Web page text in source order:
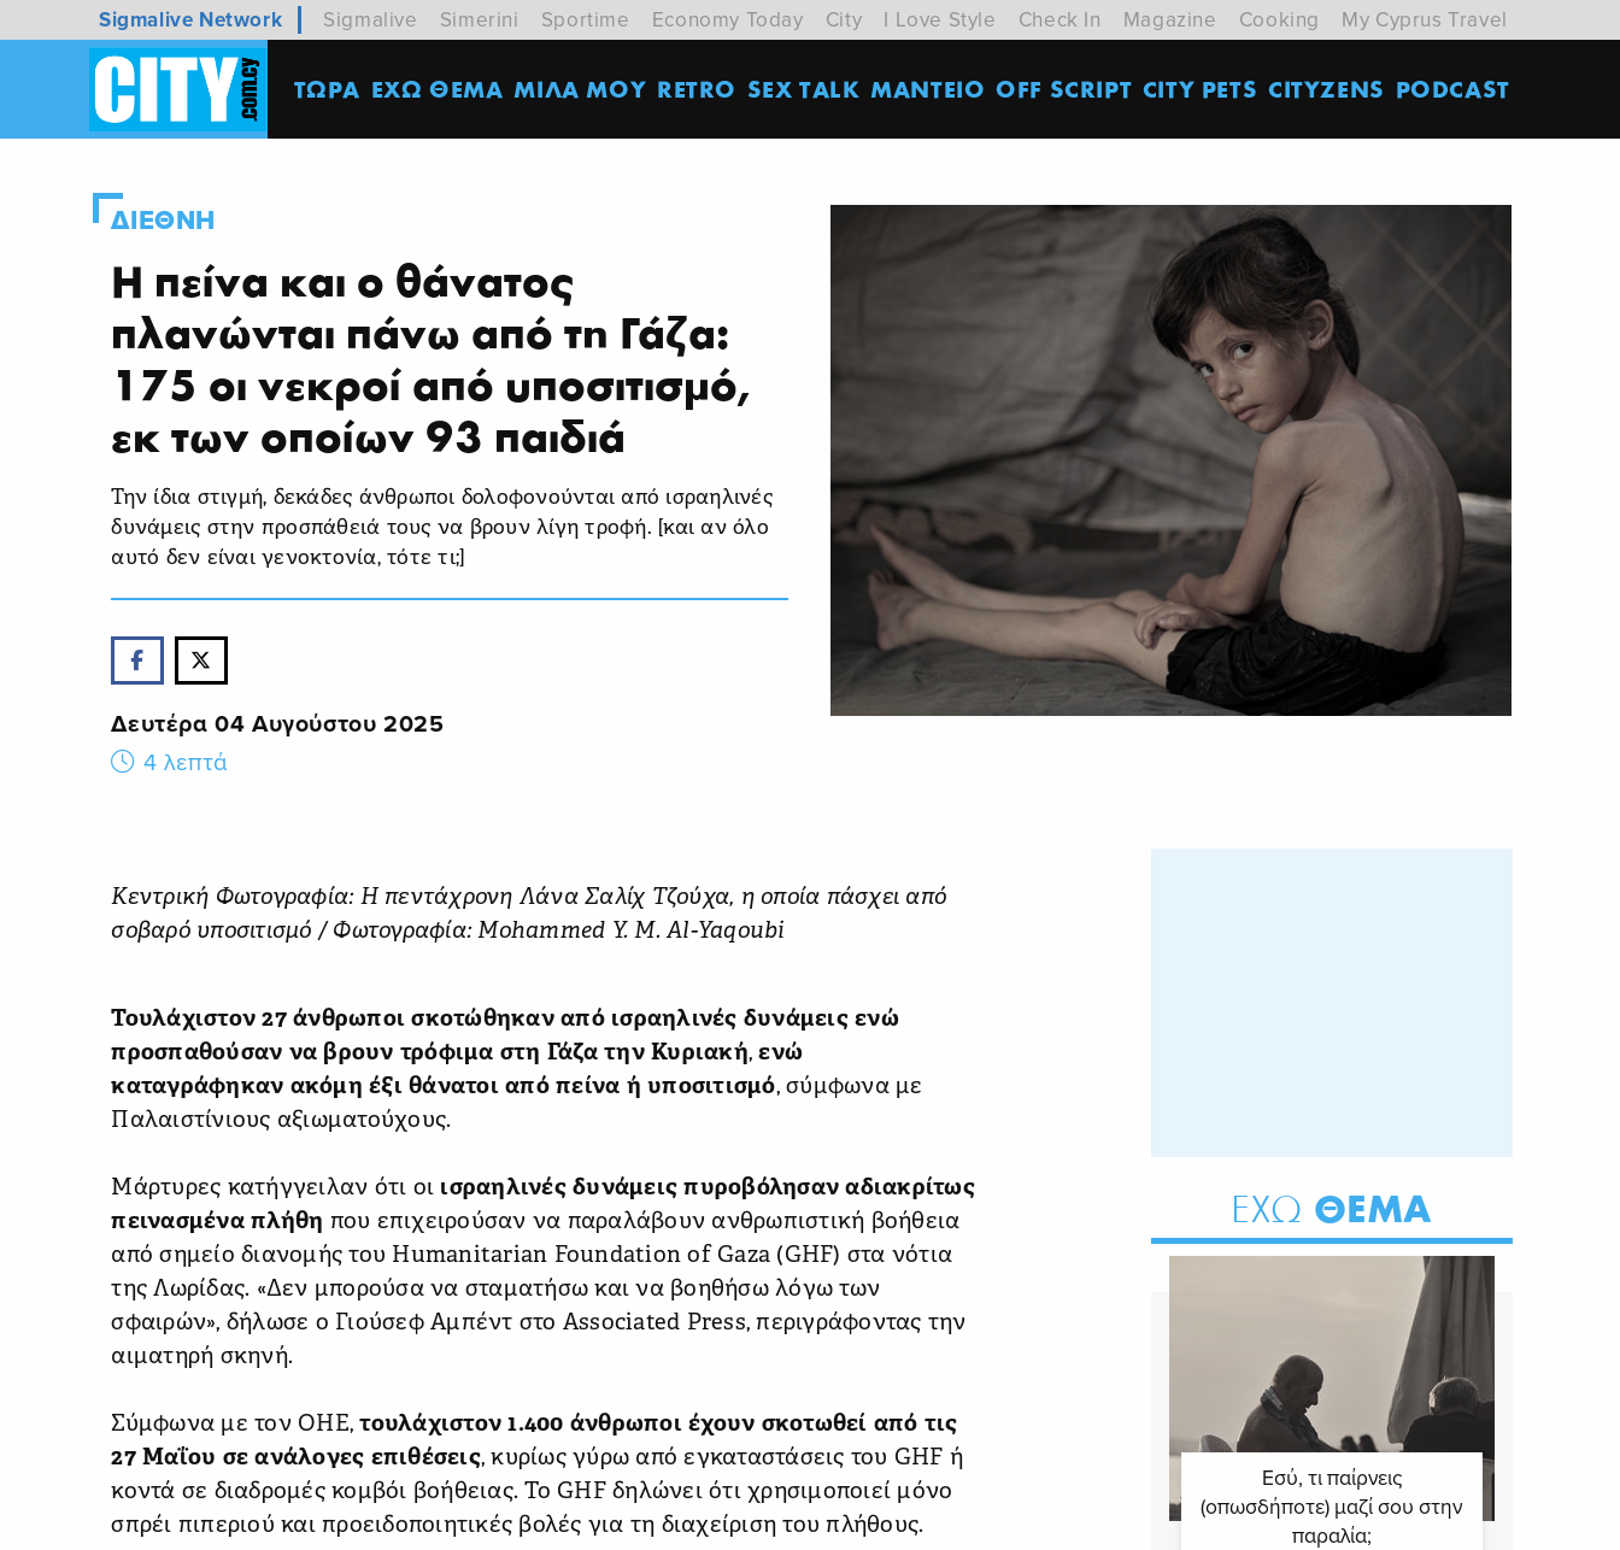
Sigmalive Network Sigmalive Simerini Sportime Economy Today City I Love Style Check In Magazine Cooking My Cyprus Travel
ΤΩΡΑ ΕΧΩ ΘΕΜΑ MΙΛΑ ΜΟΥ RETRO SEX TALK ΜΑΝΤΕΙΟ OFF SCRIPT CITY PETS CITYZENS PODCAST
ΔΙΕΘΝΗ
Η πείνα και ο θάνατος
πλανώνται πάνω από τη Γάζα:
175 οι νεκροί από υποσιτισμό,
εκ των οποίων 93 παιδιά
Την ίδια στιγμή, δεκάδες άνθρωποι δολοφονούνται από ισραηλινές
δυνάμεις στην προσπάθειά τους να βρουν λίγη τροφή. [και αν όλο
αυτό δεν είναι γενοκτονία, τότε τι;]
Δευτέρα 04 Αυγούστου 2025
4 λεπτά
Κεντρική Φωτογραφία: Η πεντάχρονη Λάνα Σαλίχ Τζούχα, η οποία πάσχει από
σοβαρό υποσιτισμό / Φωτογραφία: Mohammed Y. M. Al-Yaqoubi
Τουλάχιστον 27 άνθρωποι σκοτώθηκαν από ισραηλινές δυνάμεις ενώ
προσπαθούσαν να βρουν τρόφιμα στη Γάζα την Κυριακή,ενώ
καταγράφηκαν ακόμη έξι θάνατοι από πείνα ή υποσιτισμό, σύμφωνα με
Παλαιστίνιους αξιωματούχους.
Μάρτυρες κατήγγειλαν ότι οι ισραηλινές δυνάμεις πυροβόλησαν αδιακρίτως
πεινασμένα πλήθη που επιχειρούσαν να παραλάβουν ανθρωπιστική βοήθεια
από σημείο διανομής του Humanitarian Foundation of Gaza (GHF) στα νότια
της Λωρίδας. «Δεν μπορούσα να σταματήσω και να βοηθήσω λόγω των
σφαιρών», δήλωσε ο Γιούσεφ Αμπέντ στο Associated Press, περιγράφοντας την
αιματηρή σκηνή.
Σύμφωνα με τον ΟΗΕ,τουλάχιστον 1.400 άνθρωποι έχουν σκοτωθεί από τις
27 Μαΐου σε ανάλογες επιθέσεις, κυρίως γύρω από εγκαταστάσεις του GHF ή
κοντά σε διαδρομές κομβόι βοήθειας. Το GHF δηλώνει ότι χρησιμοποιεί μόνο
σπρέι πιπεριού και προειδοποιητικές βολές για τη διαχείριση του πλήθους.
ΕΧΩ ΘΕΜΑ
Εσύ, τι παίρνεις
(οπωσδήποτε) μαζί σου στην
παραλία;